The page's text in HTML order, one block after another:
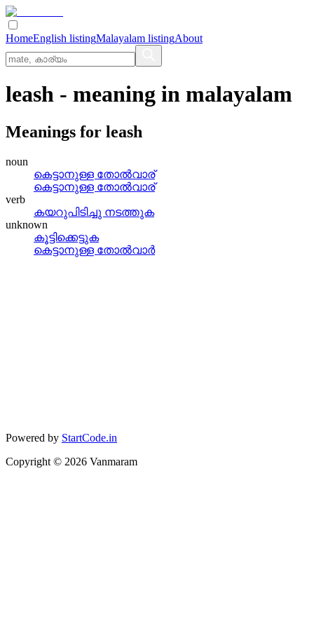
HomeEnglish listingMalayalam listingAbout
leash - meaning in malayalam
Meanings for leash
noun
കെട്ടാനുള്ള തോല്‍വാര്
കെട്ടാനുള്ള തോല്‍വാര്
verb
കയറുപിടിച്ചു നടത്തുക
unknown
കൂട്ടിക്കെട്ടുക
കെട്ടാനുള്ള തോല്‍വാര്‍
Powered by StartCode.in
Copyright © 2026 Vanmaram